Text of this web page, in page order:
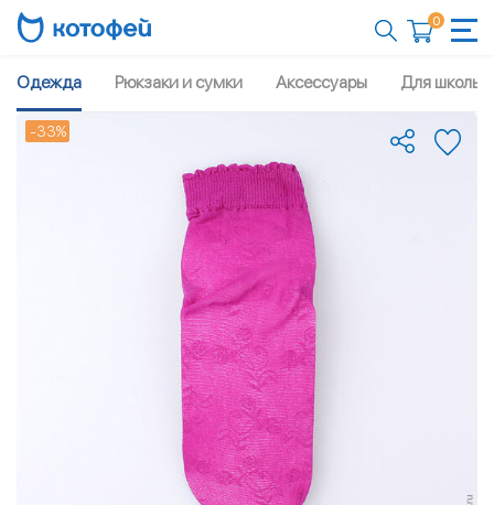
0
Одежда Рюкзаки и сумки Аксессуары Для школы
-33%